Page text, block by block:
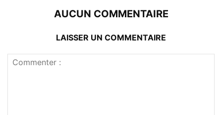
AUCUN COMMENTAIRE
LAISSER UN COMMENTAIRE